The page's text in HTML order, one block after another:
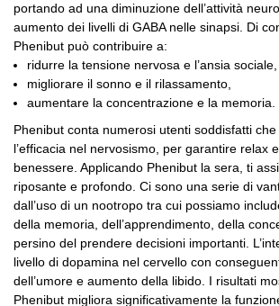
portando ad una diminuzione dell’attività
aumento dei livelli di GABA nelle sinapsi. Di
Phenibut può contribuire a:
ridurre la tensione nervosa e l’ansia sociale,
migliorare il sonno e il rilassamento,
aumentare la concentrazione e la memoria.
Phenibut conta numerosi utenti soddisfatti
l’efficacia nel nervosismo, per garantire relax
benessere. Applicando Phenibut la sera, ti
riposante e profondo. Ci sono una serie di
dall’uso di un nootropo tra cui possiamo
della memoria, dell’apprendimento, della
persino del prendere decisioni importanti.
livello di dopamina nel cervello con
dell’umore e aumento della libido. I risultati
Phenibut migliora significativamente la